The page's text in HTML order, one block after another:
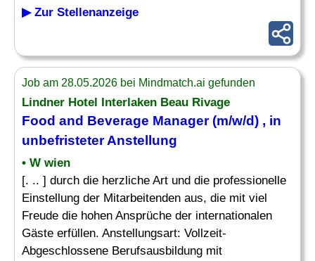
▶ Zur Stellenanzeige
Job am 28.05.2026 bei Mindmatch.ai gefunden
Lindner Hotel Interlaken Beau Rivage
Food and Beverage Manager(m/w/d) , in
unbefristeter Anstellung
• W wien
[. .. ] durch die herzliche Art und die professionelle
Einstellung der Mitarbeitenden aus, die mit viel
Freude die hohen Ansprüche der internationalen
Gäste erfüllen. Anstellungsart: Vollzeit-
Abgeschlossene Berufsausbildung mit